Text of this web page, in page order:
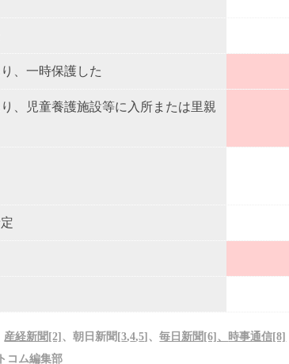
、一時保護した
、児童養護施設等に入所または里親
産経新聞[2] 、朝日新聞[3,4,5]、毎日新聞[6]、 時事通信[8]
コム編集部